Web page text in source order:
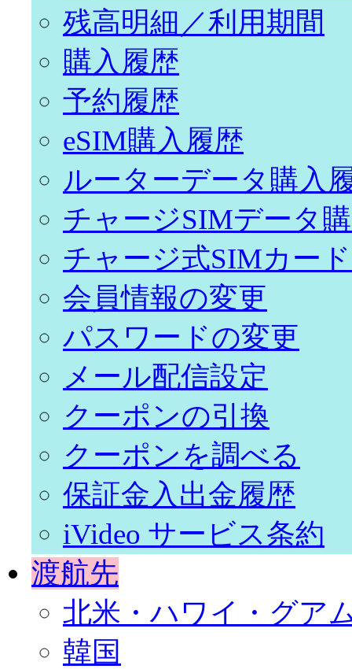
残高明細／利用期間
購入履歴
予約履歴
eSIM購入履歴
ルーターデータ購入
チャージSIMデータ
チャージ式SIMカー
会員情報の変更
パスワードの変更
メール配信設定
クーポンの引換
クーポンを調べる
保証金入出金履歴
iVideo サービス条約
渡航先
北米・ハワイ・グア
韓国